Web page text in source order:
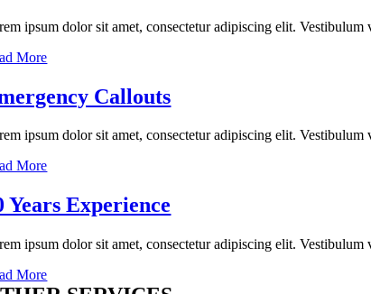
ipsum dolor sit amet, consectetur adipiscing elit. Vestibulum
More
Callouts
ipsum dolor sit amet, consectetur adipiscing elit.
More
Years Experience
ipsum dolor sit amet, consectetur adipiscing elit. Vestibulum
More